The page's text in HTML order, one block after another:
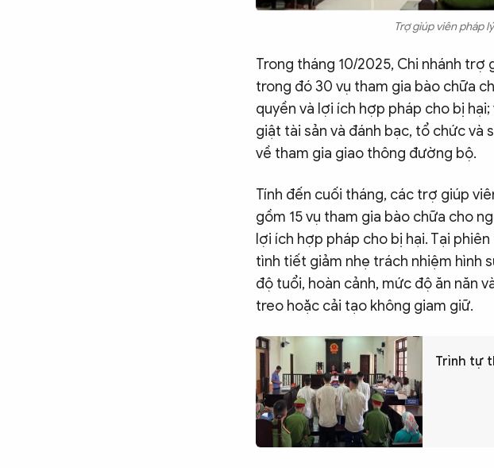
Trợ giúp viên pháp
Trong tháng 10/2025, Chi nhánh trợ
trong đó 30 vụ tham gia bào chữa
quyền và lợi ích hợp pháp cho bị
giật tài sản và đánh bạc, tổ chức và
về tham gia giao thông đường bộ.
Tính đến cuối tháng, các trợ giúp
gồm 15 vụ tham gia bào chữa cho
lợi ích hợp pháp cho bị hại. Tại
tình tiết giảm nhẹ trách nhiệm hình
độ tuổi, hoàn cảnh, mức độ ăn năn
treo hoặc cải tạo không giam giữ.
Trình tự